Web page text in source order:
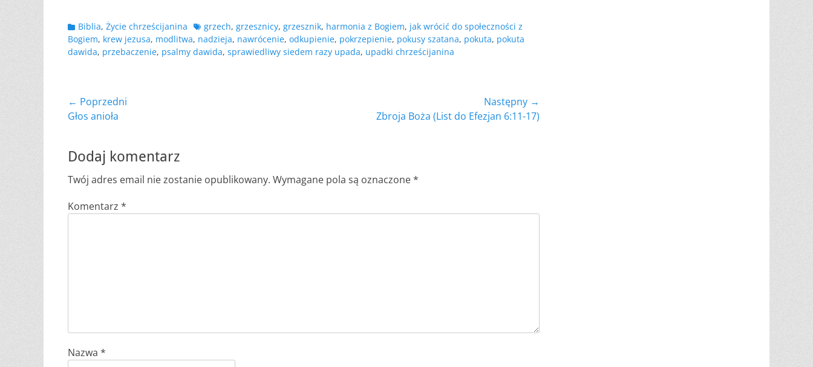
Kategorii
Biblia, Życie chrześcijanina Tagów
grzech, grzesznicy, grzesznik, harmonia z Bogiem, jak wrócić do społeczności z
Bogiem, krew jezusa, modlitwa, nadzieja, nawrócenie, odkupienie, pokrzepienie, pokusy szatana, pokuta, pokuta
dawida, przebaczenie, psalmy dawida, sprawiedliwy siedem razy upada, upadki chrześcijanina
Nawigacja
wpisu
← Poprzedni
Poprzedni
Głos anioła
Następny →
Zbroja Boża (List do Efezjan 6:11-17)
Dodaj komentarz
Twój adres email nie zostanie opublikowany. Wymagane pola są oznaczone*
Komentarz *
Nazwa *